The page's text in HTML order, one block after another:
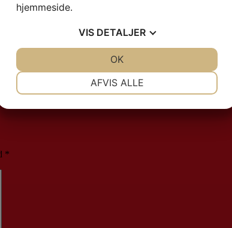
29638527
*
hjemmeside.
VIS DETALJER
AFVIS ALLE
OK